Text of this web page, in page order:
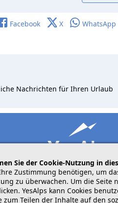
Facebook X WhatsApp
Nachrichten für Ihren Urlaub
mobile folgen Sie uns auf
Sie der Cookie-Nutzung in
Zustimmung benötigen, um
zu überwachen. Um die Seite
YesAlps kann Cookies
Teilen der Inhalte auf den